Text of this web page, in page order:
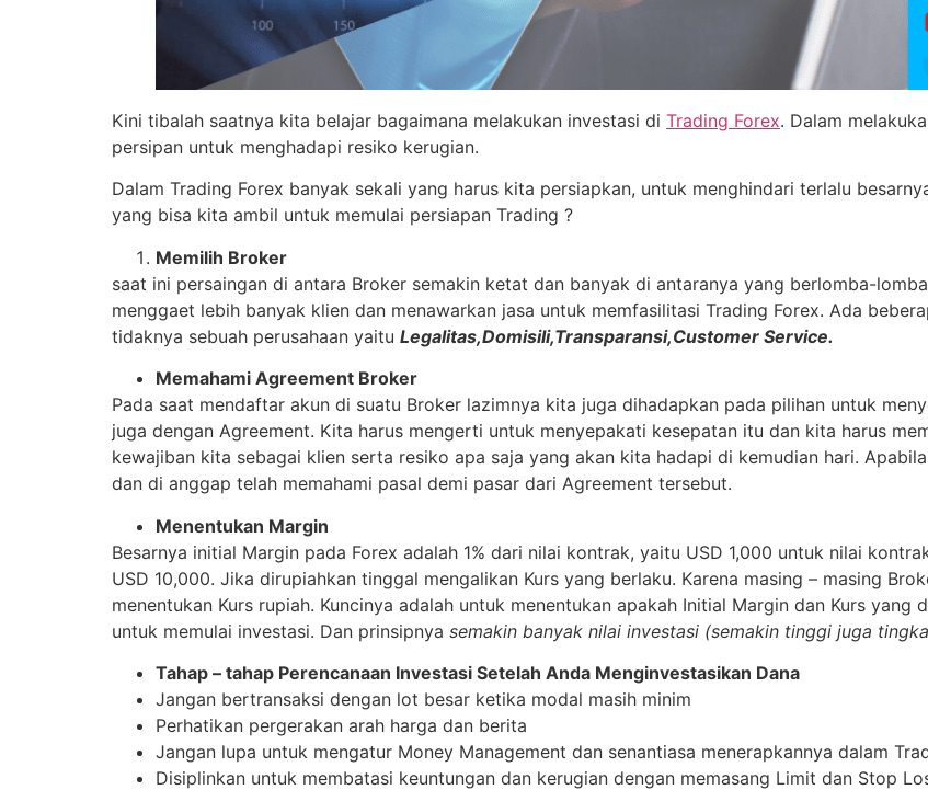
Kini tibalah saatnya kita belajar bagaimana melakukan investasi di Trading Forex. Dalam
persipan untuk menghadapi resiko kerugian.
Dalam Trading Forex banyak sekali yang harus kita persiapkan, untuk menghindari terlalu
yang bisa kita ambil untuk memulai persiapan Trading ?
Memilih Broker
saat ini persaingan di antara Broker semakin ketat dan banyak di antaranya yang berlomba-
menggaet lebih banyak klien dan menawarkan jasa untuk memfasilitasi Trading Forex. Ada
tidaknya sebuah perusahaan yaitu Legalitas,Domisili,Transparansi,Customer Service.
Memahami Agreement Broker
Pada saat mendaftar akun di suatu Broker lazimnya kita juga dihadapkan pada pilihan untuk
juga dengan Agreement. Kita harus mengerti untuk menyepakati kesepatan itu dan kita harus
kewajiban kita sebagai klien serta resiko apa saja yang akan kita hadapi di kemudian hari.
dan di anggap telah memahami pasal demi pasar dari Agreement tersebut.
Menentukan Margin
Besarnya initial Margin pada Forex adalah 1% dari nilai kontrak, yaitu USD 1,000 untuk nilai
USD 10,000. Jika dirupiahkan tinggal mengalikan Kurs yang berlaku. Karena masing – masing
menentukan Kurs rupiah. Kuncinya adalah untuk menentukan apakah Initial Margin dan Kurs
untuk memulai investasi. Dan prinsipnya semakin banyak nilai investasi (semakin tinggi juga
Tahap – tahap Perencanaan Investasi Setelah Anda Menginvestasikan Dana
Jangan bertransaksi dengan lot besar ketika modal masih minim
Perhatikan pergerakan arah harga dan berita
Jangan lupa untuk mengatur Money Management dan senantiasa menerapkannya dalam
Disiplinkan untuk membatasi keuntungan dan kerugian dengan memasang Limit dan Stop